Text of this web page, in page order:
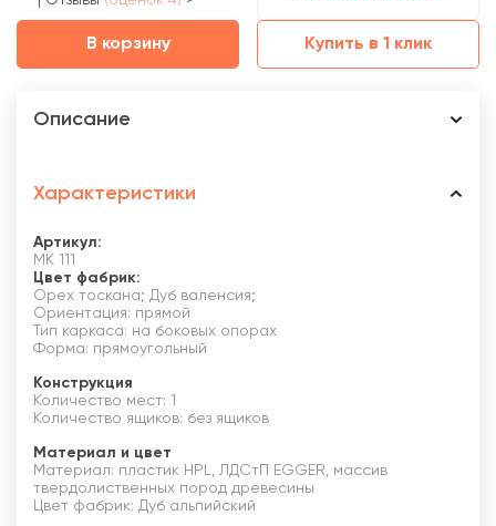
В корзину Купить в 1 клик
Описание
Характеристики
Артикул:
МК 111
Цвет фабрик:
Орех тоскана; Дуб валенсия;
Ориентация: прямой
Тип каркаса: на боковых опорах
Форма: прямоугольный
Конструкция
Количество мест: 1
Количество ящиков: без ящиков
Материал и цвет
Материал: пластик HPL, ЛДСтП EGGER, массив
твердолиственных пород древесины
Цвет фабрик: Дуб альпийский